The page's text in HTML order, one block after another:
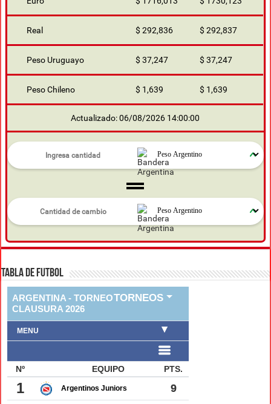
TABLA DE FUTBOL
Noticias Mas Vistas